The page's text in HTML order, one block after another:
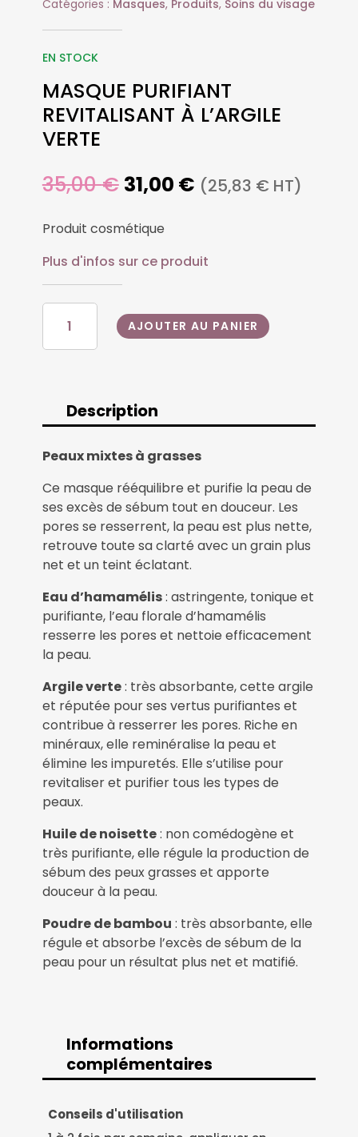
Catégories : Masques, Produits, Soins du visage
EN STOCK
MASQUE PURIFIANT
REVITALISANT À L’ARGILE
VERTE
35,00€ Le
prix
initial
était :
35,00 €.
31,00 €Le
prix
31,00 €.
(25,83 € HT)
Produit cosmétique
Plus d'infos sur ce produit
QUANTITÉ
MASQUE
L'ARGILE
AJOUTER AU PANIER
Description
Peaux mixtes à grasses
Ce masque rééquilibre et purifie la peau de
ses excès de sébum tout en douceur. Les
pores se resserrent, la peau est plus nette,
retrouve toute sa clarté avec un grain plus
net et un teint éclatant.
Eau d’hamamélis: astringente, tonique et
purifiante, l’eau florale d’hamamélis
resserre les pores et nettoie efficacement
la peau.
Argile verte: très absorbante, cette argile
et réputée pour ses vertus purifiantes et
contribue à resserrer les pores. Riche en
minéraux, elle reminéralise la peau et
élimine les impuretés. Elle s’utilise pour
revitaliser et purifier tous les types de
peaux.
Huile de noisette: non comédogène et
très purifiante, elle régule la production de
sébum des peux grasses et apporte
douceur à la peau.
Poudre de bambou : très absorbante, elle
régule et absorbe l’excès de sébum de la
peau pour un résultat plus net et matifié.
Informations
complémentaires
Informations
Conseils d'utilisation